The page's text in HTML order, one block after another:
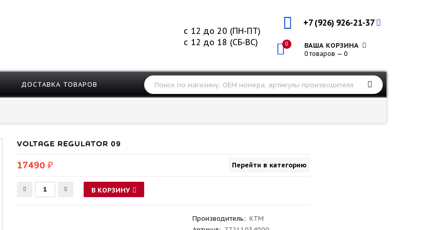
+7 (926) 926-21-37
0 ВАША КОРЗИНА
0 товаров — 0
с 12 до 20 (ПН-ПТ)
с 12 до 18 (СБ-ВС)
ДОСТАВКА ТОВАРОВ
VOLTAGE REGULATOR 09
17490 ₽ Перейти в категорию
В КОРЗИНУ
Производитель: KTM